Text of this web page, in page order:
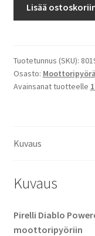
R
18
(84V)
Lisää
Tuotetunnus (SKU):
Osasto:
Avainsanat tuotteelle
Kuvaus
Kuvaus
Pirelli Diablo
moottoripyöriin